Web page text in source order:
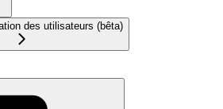
des utilisateurs (bêta)